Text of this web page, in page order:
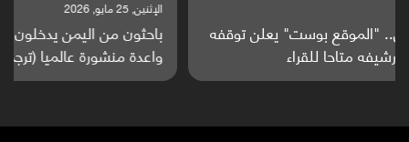
باحثون من اليمن يدخلون سباق أبحاث ألزهايمر بدراسة
واعدة منشورة عالميا (ترجمة)